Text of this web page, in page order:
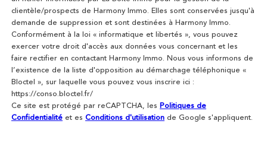
clientèle/prospects de Harmony Immo. Elles sont conservées jusqu'à
demande de suppression et sont destinées à Harmony Immo.
Conformément à la loi « informatique et libertés », vous pouvez
exercer votre droit d'accès aux données vous concernant et les
faire rectifier en contactant Harmony Immo. Nous vous informons de
l’existence de la liste d'opposition au démarchage téléphonique «
Bloctel », sur laquelle vous pouvez vous inscrire ici :
https://conso.bloctel.fr/
Ce site est protégé par reCAPTCHA, les Politiques de
Confidentialité et es Conditions d'utilisation de Google s'appliquent.